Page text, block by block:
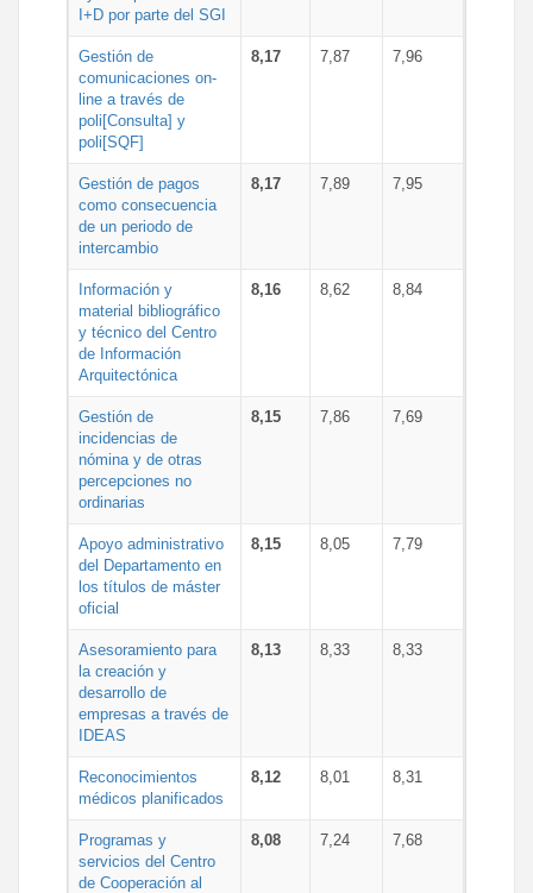
I+D por parte del SGI
Gestión de
comunicaciones on-
line a través de
poli[Consulta] y
poli[SQF]
8,17 7,87 7,96
Gestión de pagos
como consecuencia
de un periodo de
intercambio
8,17 7,89 7,95
Información y
material bibliográfico
y técnico del Centro
de Información
Arquitectónica
8,16 8,62 8,84
Gestión de
incidencias de
nómina y de otras
percepciones no
ordinarias
8,15 7,86 7,69
Apoyo administrativo
del Departamento en
los títulos de máster
oficial
8,15 8,05 7,79
Asesoramiento para
la creación y
desarrollo de
empresas a través de
IDEAS
8,13 8,33 8,33
Reconocimientos
médicos planificados
8,12 8,01 8,31
Programas y
servicios del Centro
de Cooperación al
8,08 7,24 7,68